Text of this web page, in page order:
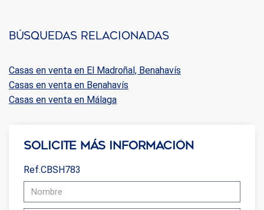
Búsquedas relacionadas
Casas en venta en El Madroñal, Benahavís
Casas en venta en Benahavís
Casas en venta en Málaga
Solicite más información
Ref.CBSH783
mejorar la calidad de nuestros servicios y para ofrecer una
mejor experiencia a través de productos recomendados.
Marketing y publicidad
Estas cookies son utilizadas para almacenar información
sobre las preferencias y elecciones personales del usuario
relacionada con el perfil de navegación del usuario.